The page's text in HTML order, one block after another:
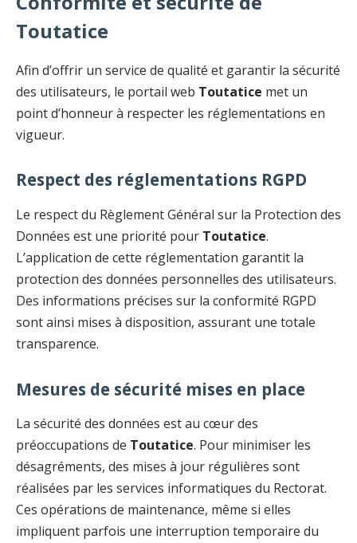
Toutatice
Afin d’offrir un service de qualité et garantir la sécurité
des utilisateurs, le portail web Toutatice met un
point d’honneur à respecter les réglementations en
vigueur.
Respect des réglementations RGPD
Le respect du Règlement Général sur la Protection des
Données est une priorité pour Toutatice.
L’application de cette réglementation garantit la
protection des données personnelles des utilisateurs.
Des informations précises sur la conformité RGPD
sont ainsi mises à disposition, assurant une totale
transparence.
Mesures de sécurité mises en place
La sécurité des données est au cœur des
préoccupations de Toutatice. Pour minimiser les
désagréments, des mises à jour régulières sont
réalisées par les services informatiques du Rectorat.
Ces opérations de maintenance, même si elles
impliquent parfois une interruption temporaire du